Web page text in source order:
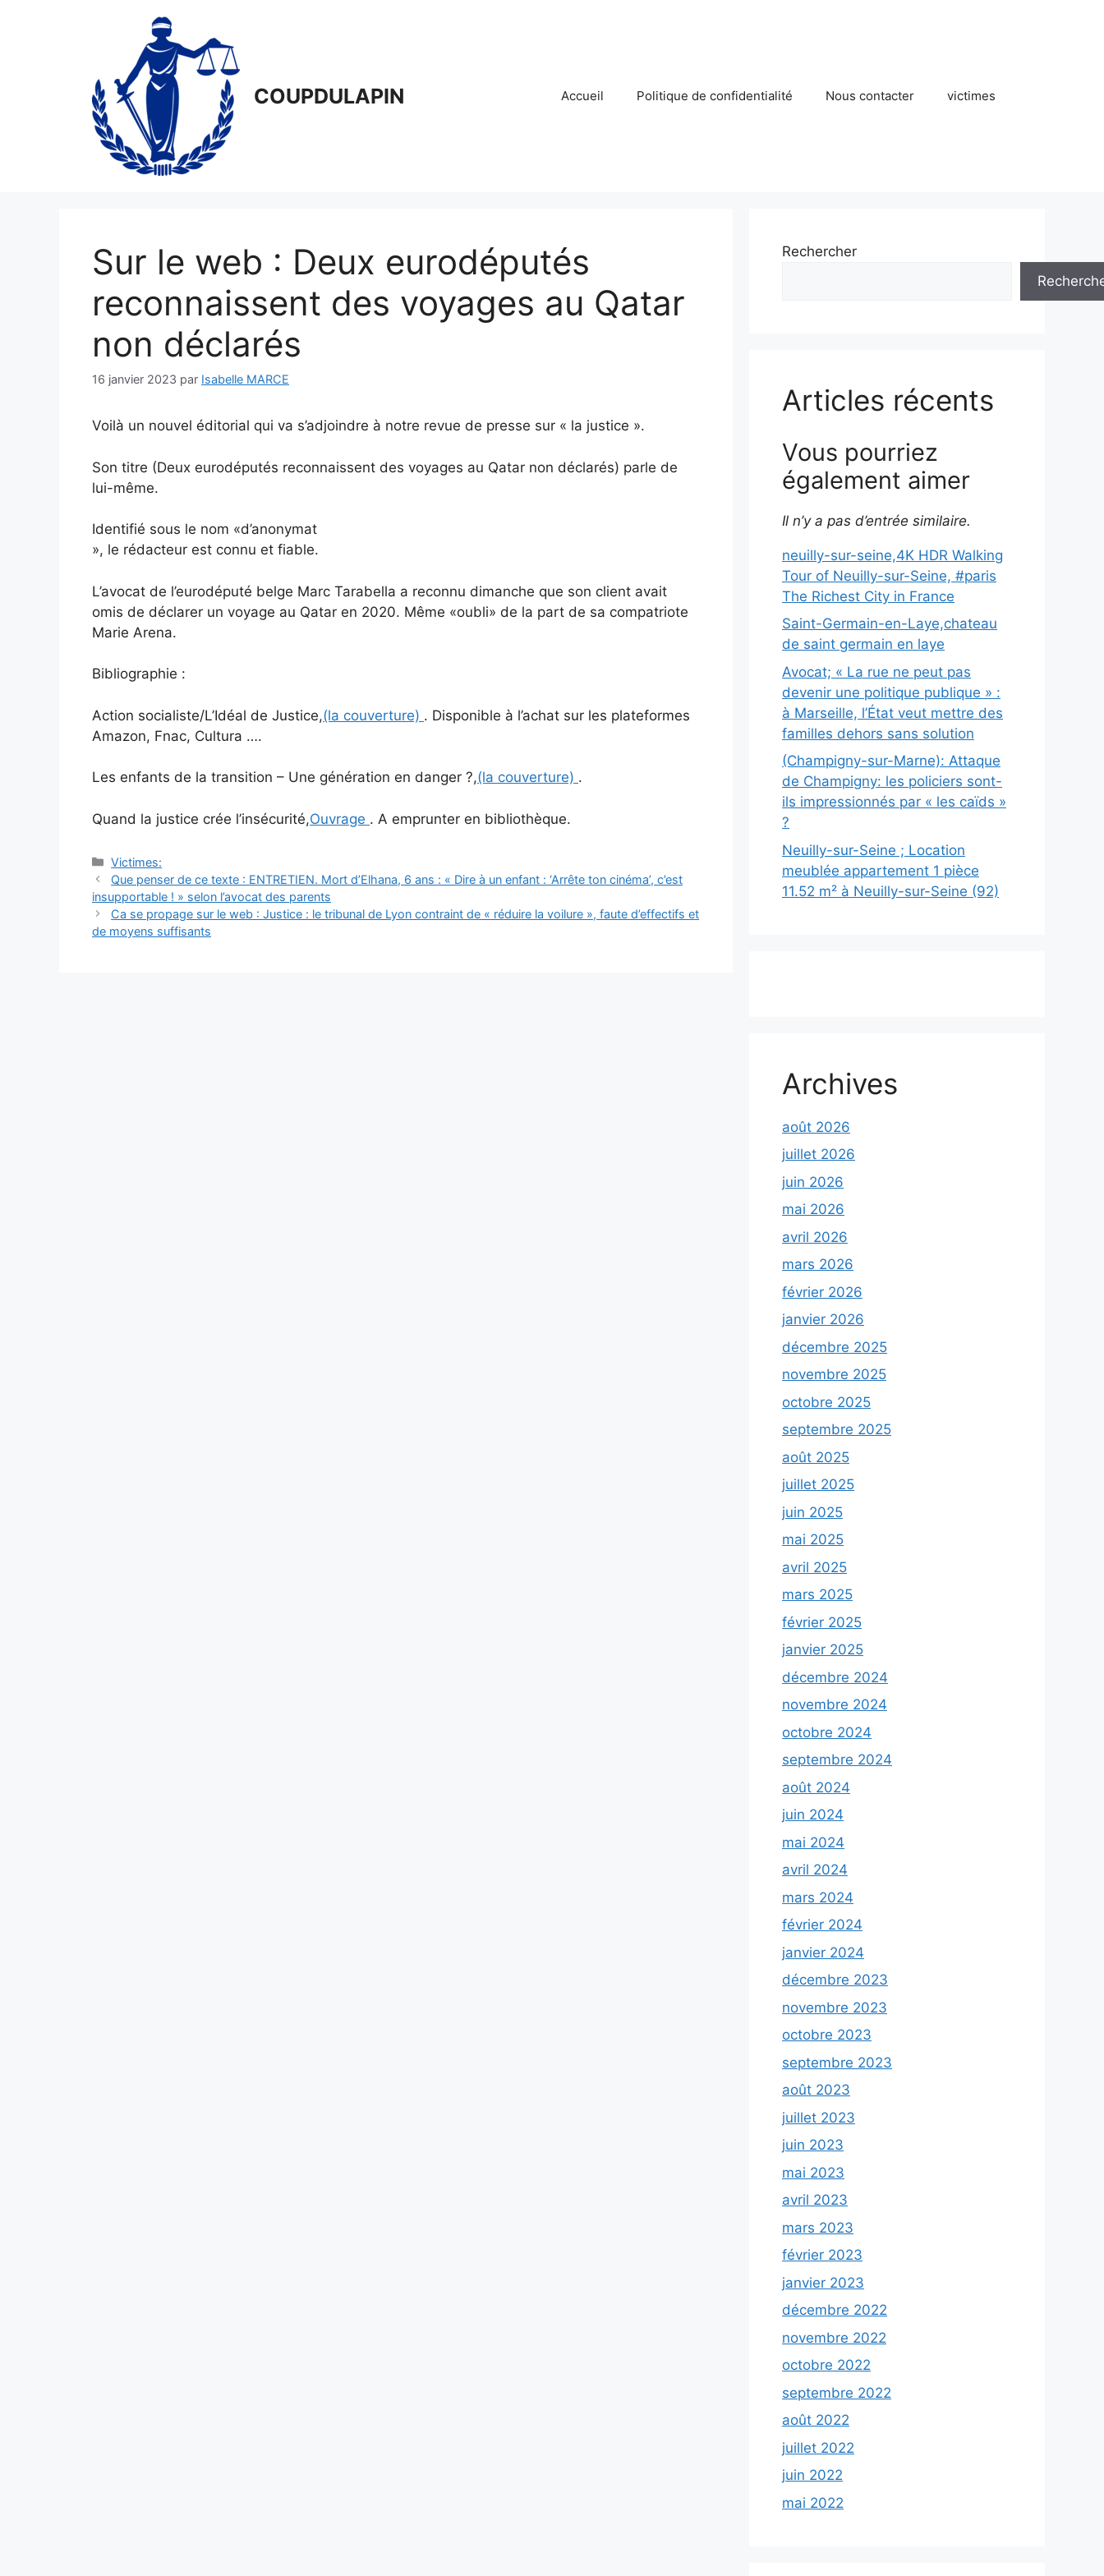
COUPDULAPIN Accueil Politique de confidentialité Nous contacter victimes
Sur le web : Deux eurodéputés
reconnaissent des voyages au Qatar
non déclarés
16 janvier 2023 par Isabelle MARCE
Voilà un nouvel éditorial qui va s’adjoindre à notre revue de presse sur « la justice ».
Son titre (Deux eurodéputés reconnaissent des voyages au Qatar non déclarés) parle de
lui-même.
Identifié sous le nom «d’anonymat
», le rédacteur est connu et fiable.
L’avocat de l’eurodéputé belge Marc Tarabella a reconnu dimanche que son client avait
omis de déclarer un voyage au Qatar en 2020. Même «oubli» de la part de sa compatriote
Marie Arena.
Bibliographie :
Action socialiste/L’Idéal de Justice,(la couverture) . Disponible à l’achat sur les plateformes
Amazon, Fnac, Cultura ….
Les enfants de la transition – Une génération en danger ?,(la couverture) .
Quand la justice crée l’insécurité,Ouvrage . A emprunter en bibliothèque.
Catégories
Victimes:
Navigation
des
articles
Que penser de ce texte : ENTRETIEN. Mort d’Elhana, 6 ans : « Dire à un enfant : ‘Arrête ton cinéma’, c’est
insupportable ! » selon l’avocat des parents
Ca se propage sur le web : Justice : le tribunal de Lyon contraint de « réduire la voilure », faute d’effectifs et
de moyens suffisants
Rechercher
Articles récents
Vous pourriez
également aimer
Il n’y a pas d’entrée similaire.
neuilly-sur-seine,4K HDR Walking
Tour of Neuilly-sur-Seine, #paris
The Richest City in France
Saint-Germain-en-Laye,chateau
de saint germain en laye
Avocat; « La rue ne peut pas
devenir une politique publique » :
à Marseille, l’État veut mettre des
familles dehors sans solution
(Champigny-sur-Marne): Attaque
de Champigny: les policiers sont-
ils impressionnés par « les caïds »
?
Neuilly-sur-Seine ; Location
meublée appartement 1 pièce
11.52 m² à Neuilly-sur-Seine (92)
Archives
août 2026
juillet 2026
juin 2026
mai 2026
avril 2026
mars 2026
février 2026
janvier 2026
décembre 2025
novembre 2025
octobre 2025
septembre 2025
août 2025
juillet 2025
juin 2025
mai 2025
avril 2025
mars 2025
février 2025
janvier 2025
décembre 2024
novembre 2024
octobre 2024
septembre 2024
août 2024
juin 2024
mai 2024
avril 2024
mars 2024
février 2024
janvier 2024
décembre 2023
novembre 2023
octobre 2023
septembre 2023
août 2023
juillet 2023
juin 2023
mai 2023
avril 2023
mars 2023
février 2023
janvier 2023
décembre 2022
novembre 2022
octobre 2022
septembre 2022
août 2022
juillet 2022
juin 2022
mai 2022